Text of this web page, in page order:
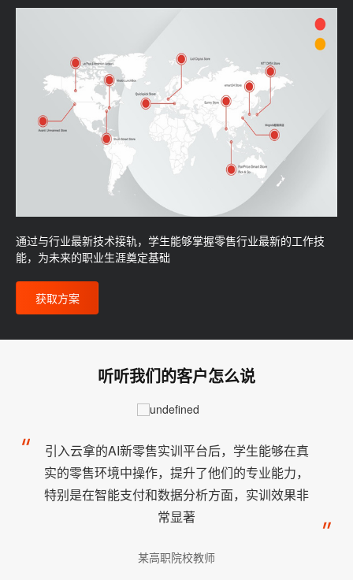
通过与行业最新技术接轨，学生能够掌握零售行业最新的工作技
能，为未来的职业生涯奠定基础
获取方案
听听我们的客户怎么说
引入云拿的AI新零售实训平台后，学生能够在真
实的零售环境中操作，提升了他们的专业能力，
特别是在智能支付和数据分析方面，实训效果非
常显著
某高职院校教师